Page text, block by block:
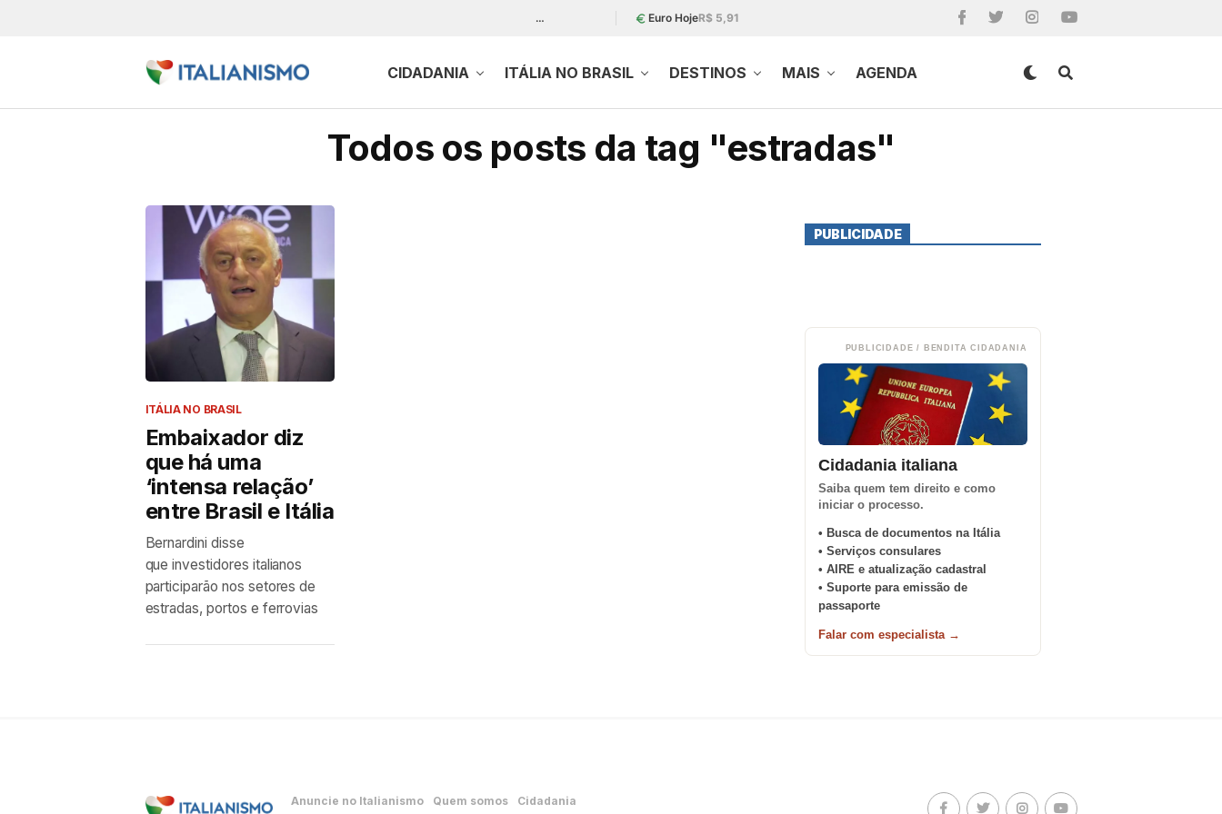
… Euro HojeR$ 5,91
CIDADANIA ITÁLIA NO BRASIL DESTINOS MAIS AGENDA
Todos os posts da tag "estradas"
ITÁLIA NO BRASIL
Embaixador diz
que há uma
‘intensa relação’
entre Brasil e Itália
Bernardini disse
que investidores italianos
participarão nos setores de
estradas, portos e ferrovias
PUBLICIDADE
PUBLICIDADE / BENDITA CIDADANIA
Cidadania italiana
Saiba quem tem direito e como
iniciar o processo.
• Busca de documentos na Itália
• Serviços consulares
• AIRE e atualização cadastral
• Suporte para emissão de
passaporte
Falar com especialista →
Anuncie no Italianismo Quem somos
Cidadania